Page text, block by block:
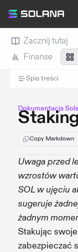
Zacznij tutaj
Finanse
Spis treści
Dokumentacja
Copy Markdown
Uwaga przed
wzrostów
SOL w ujęciu
sugeruje
żadnym
Stakując
zabezpieczać